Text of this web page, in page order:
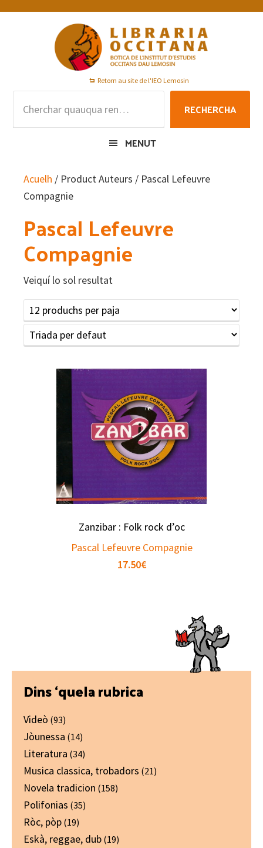
Skip
Skip
Skip
Retorn au site de l'IEO Lemosin
RECHERCHA
MENUT
Acuelh / Product Auteurs / Pascal Lefeuvre
Compagnie
Pascal Lefeuvre
Compagnie
Veiquí lo sol resultat
Zanzibar : Folk rock d’oc
Pascal Lefeuvre Compagnie
17.50€
Primary
Sidebar
Dins ‘quela rubrica
Videò (93)
Jòunessa (14)
Literatura (34)
Musica classica, trobadors (21)
Novela tradicion (158)
Polifonias (35)
Ròc, pòp (19)
Eskà, reggae, dub (19)